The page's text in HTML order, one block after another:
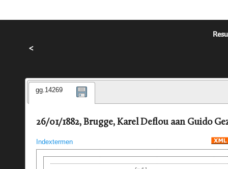
<
gg.14269
26/01/1882, Brugge, Karel Deflou aan Guido
Indextermen